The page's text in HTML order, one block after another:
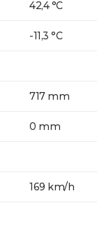
42,4 °C
-11,3 °C
717 mm
0 mm
169 km/h